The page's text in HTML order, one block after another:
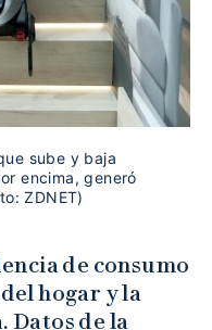
sube y baja
encima, generó
ZDNET)
de consumo
hogar y la
Datos de la